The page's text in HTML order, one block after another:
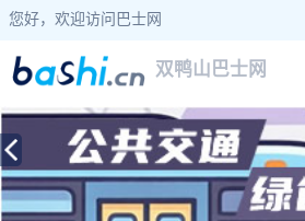
您好，欢迎访问巴士网
双鸭山巴士网